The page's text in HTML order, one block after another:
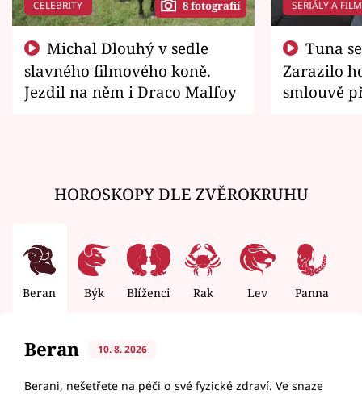
CELEBRITY 8 fotografií
slavného filmového koně.
Jezdil na něm i Draco Malfoy
SERIÁLY A
Zarazilo
smlouvě
HOROSKOPY DLE ZVĚROKRUHU
Beran Býk Blíženci Rak Lev Panna
Beran 10. 8. 2026
Berani, nešetřete na péči o své fyzické zdraví. Ve snaze